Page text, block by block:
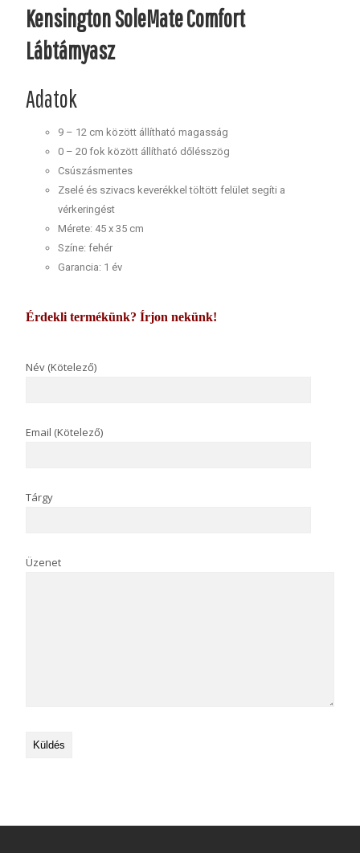
Kensington SoleMate Comfort
Lábtámyasz
Adatok
9 – 12 cm között állítható magasság
0 – 20 fok között állítható dőlésszög
Csúszásmentes
Zselé és szivacs keverékkel töltött felület segíti a
vérkeringést
Mérete: 45 x 35 cm
Színe: fehér
Garancia: 1 év
Érdekli termékünk? Írjon nekünk!
Név (Kötelező)
Email (Kötelező)
Tárgy
Üzenet